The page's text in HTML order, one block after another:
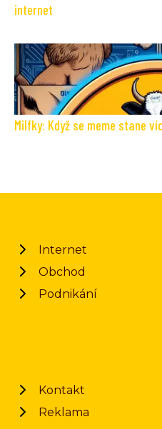
internet
Milfky: Když se meme stane
Internet
Obchod
Podnikání
Kontakt
Reklama